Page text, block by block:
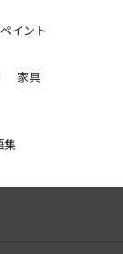
イント
家具
集